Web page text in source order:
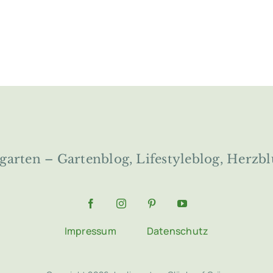
– Gartenblog, Lifestyleblog,
Impressum Datenschutz